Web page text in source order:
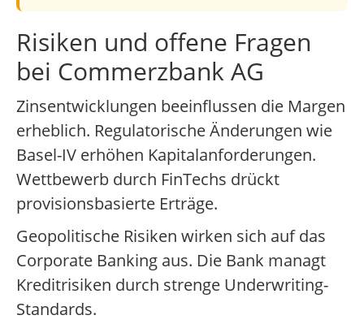
Risiken und offene Fragen
bei Commerzbank AG
Zinsentwicklungen beeinflussen die Margen
erheblich. Regulatorische Änderungen wie
Basel-IV erhöhen Kapitalanforderungen.
Wettbewerb durch FinTechs drückt
provisionsbasierte Erträge.
Geopolitische Risiken wirken sich auf das
Corporate Banking aus. Die Bank managt
Kreditrisiken durch strenge Underwriting-
Standards.